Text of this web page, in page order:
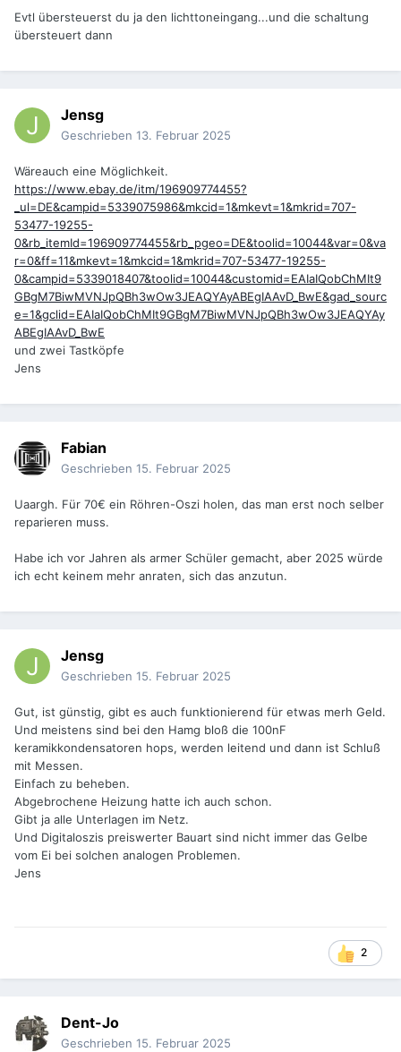
Evtl übersteuerst du ja den lichttoneingang...und die schaltung
übersteuert dann
Jensg
Geschrieben 13. Februar 2025
Wäreauch eine Möglichkeit.
https://www.ebay.de/itm/196909774455?
_ul=DE&campid=5339075986&mkcid=1&mkevt=1&mkrid=707-
53477-19255-
0&rb_itemId=196909774455&rb_pgeo=DE&toolid=10044&var=0&va
r=0&ff=11&mkevt=1&mkcid=1&mkrid=707-53477-19255-
0&campid=5339018407&toolid=10044&customid=EAIaIQobChMIt9
GBgM7BiwMVNJpQBh3wOw3JEAQYAyABEgIAAvD_BwE&gad_sourc
e=1&gclid=EAIaIQobChMIt9GBgM7BiwMVNJpQBh3wOw3JEAQYAy
ABEgIAAvD_BwE
und zwei Tastköpfe
Jens
Fabian
Geschrieben 15. Februar 2025
Uaargh. Für 70€ ein Röhren-Oszi holen, das man erst noch selber
reparieren muss.
Habe ich vor Jahren als armer Schüler gemacht, aber 2025 würde
ich echt keinem mehr anraten, sich das anzutun.
Jensg
Geschrieben 15. Februar 2025
Gut, ist günstig, gibt es auch funktionierend für etwas merh Geld.
Und meistens sind bei den Hamg bloß die 100nF
keramikkondensatoren hops, werden leitend und dann ist Schluß
mit Messen.
Einfach zu beheben.
Abgebrochene Heizung hatte ich auch schon.
Gibt ja alle Unterlagen im Netz.
Und Digitaloszis preiswerter Bauart sind nicht immer das Gelbe
vom Ei bei solchen analogen Problemen.
Jens
2
Dent-Jo
Geschrieben 15. Februar 2025